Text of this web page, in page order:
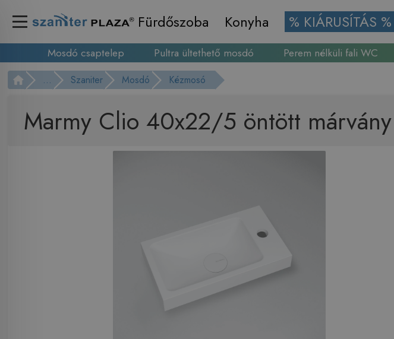
Fürdőszoba Konyha % KIÁRUSÍTÁS %
Mosdó csaptelep Pultra ültethető mosdó Perem nélküli fali WC
... Szaniter Mosdó Kézmosó
Marmy Clio 40x22/5 öntött